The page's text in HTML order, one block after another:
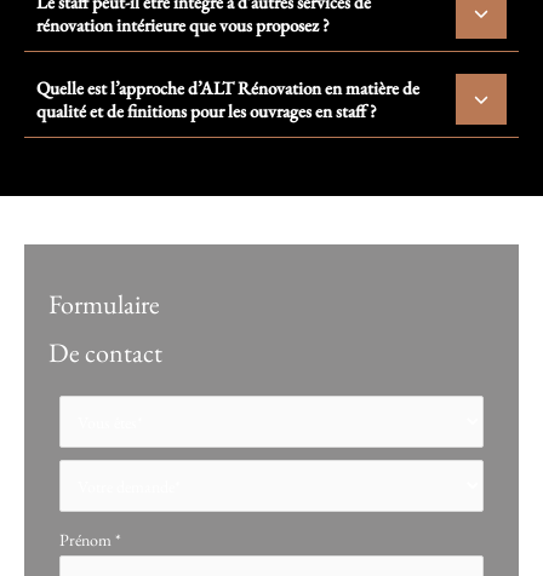
rénovation intérieure que vous proposez ?
Quelle est l’approche d’ALT Rénovation en matière de
qualité et de finitions pour les ouvrages en staff ?
Formulaire
De contact
simple
Prénom *